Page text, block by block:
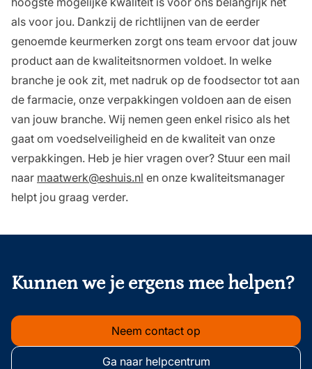
als voor jou. Dankzij de richtlijnen van de eerder
genoemde keurmerken zorgt ons team ervoor dat jouw
product aan de kwaliteitsnormen voldoet. In welke
branche je ook zit, met nadruk op de foodsector tot aan
de farmacie, onze verpakkingen voldoen aan de eisen
van jouw branche. Wij nemen geen enkel risico als het
gaat om voedselveiligheid en de kwaliteit van onze
verpakkingen. Heb je hier vragen over? Stuur een mail
naar maatwerk@eshuis.nl en onze kwaliteitsmanager
helpt jou graag verder.
Kunnen we je ergens mee helpen?
Neem contact op
Ga naar helpcentrum